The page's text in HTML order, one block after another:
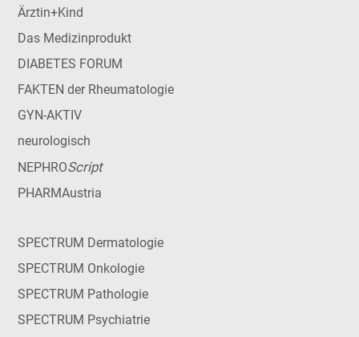
Ärztin+Kind
Das Medizinprodukt
DIABETES FORUM
FAKTEN der Rheumatologie
GYN-AKTIV
neurologisch
NEPHROScript
PHARMAustria
SPECTRUM Dermatologie
SPECTRUM Onkologie
SPECTRUM Pathologie
SPECTRUM Psychiatrie